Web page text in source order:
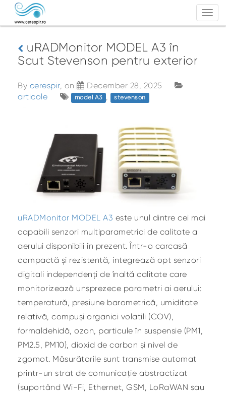
uRADMonitor MODEL A3 în
Scut Stevenson pentru exterior
By cerespir, on
December 28, 2025
articole
model A3 , stevenson
uRADMonitor MODEL A3 este unul dintre cei mai
capabili senzori multiparametrici de calitate a
aerului disponibili în prezent. Într-o carcasă
compactă și rezistentă, integrează opt senzori
digitali independenți de înaltă calitate care
monitorizează unsprezece parametri ai aerului:
temperatură, presiune barometrică, umiditate
relativă, compuși organici volatili (COV),
formaldehidă, ozon, particule în suspensie (PM1,
PM2.5, PM10), dioxid de carbon și nivel de
zgomot. Măsurătorile sunt transmise automat
printr-un strat de comunicație abstractizat
(suportând Wi-Fi, Ethernet, GSM, LoRaWAN sau